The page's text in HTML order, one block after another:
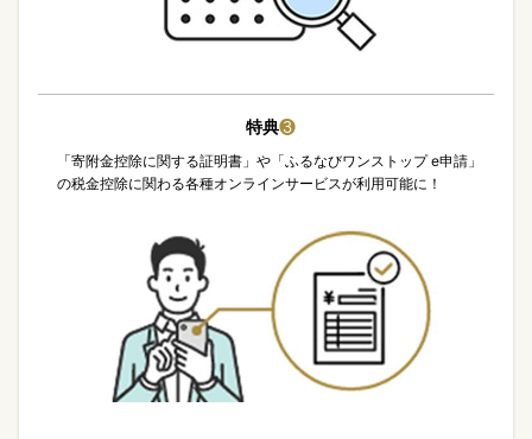
特典❸
「寄附金控除に関する証明書」や「ふるなびワンストップ e申請」
の税金控除に関わる各種オンラインサービスが利用可能に！